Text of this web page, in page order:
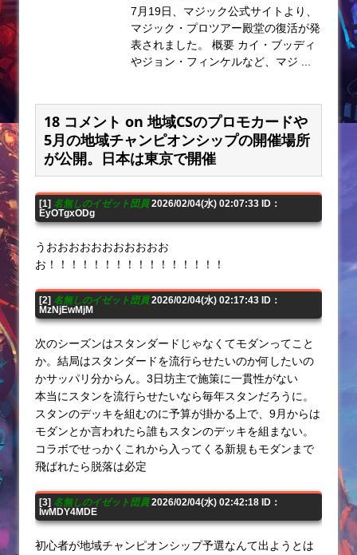
7月19日、マジック公式サイトより、
マジック・プロツアー殿堂の復活が発
表されました。 概要 カイ・ブッディ
やジョン・フィンケルなど、マジ ...
18 コメント on 地域CSのプロモカードや
5月の地域チャンピオンシップの開催場所
が公開。日本は東京で開催
[1] 名無しのイゼット団員2026/02/04(水) 02:07:33 ID：
EyOTgxODg
うおおおおおおおおおおお
お！！！！！！！！！！！！！！！！
[2] 名無しのイゼット団員2026/02/04(水) 02:17:43 ID：
MzNjEwMjM
次のシーズンはスタンダードじゃなくてモダンってこと
か。結局はスタンダードを流行らせたいのか何したいの
かサッパリ分からん。3日坊主で施策に一貫性がない
本当にスタンを流行らせたいなら毎年スタンだろうに。
スタンのデッキを組むのに予算が掛かる上で、9月からは
モダンとか言われたら誰もスタンのデッキを組まない。
コラボでせっかくこれから入ってくる新規もモダンまで
飛ばれたら脱落は必定
[3] 名無しのイゼット団員2026/02/04(水) 02:42:18 ID：
IwMDY4MDE
初心者が地域チャンピオンシップ予選なんて出ようとは